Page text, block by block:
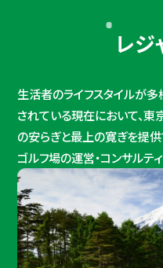
レ
生活者のライフスタイルが
されている現在において、
の安らぎと最上の寛ぎを提
ゴルフ場の運営・コンサルテ